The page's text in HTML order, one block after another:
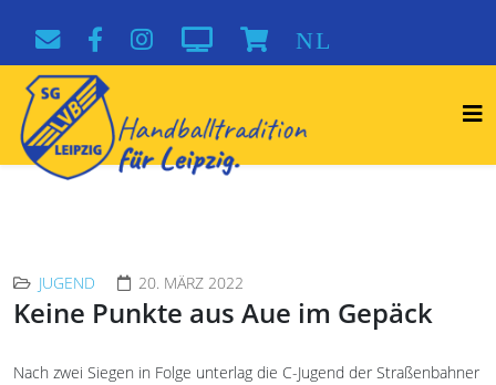
NL
JUGEND 20. MÄRZ 2022
Keine Punkte aus Aue im Gepäck
Nach zwei Siegen in Folge unterlag die C-Jugend der Straßenbahner